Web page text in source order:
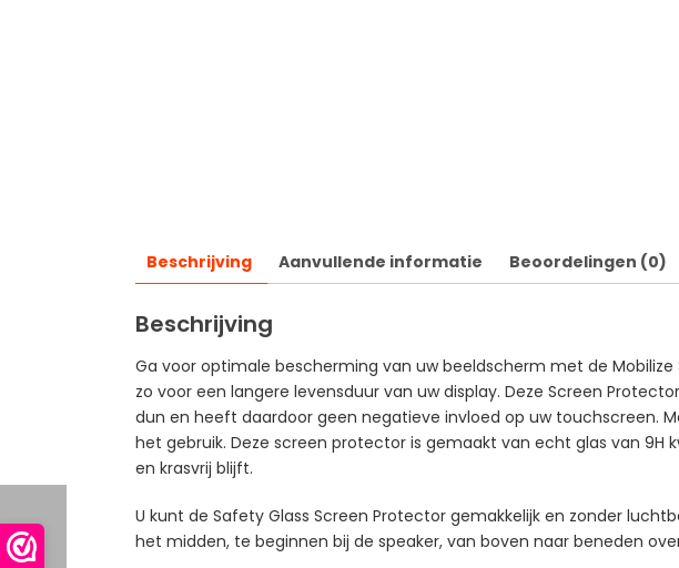
Beschrijving Aanvullende informatie Beoordelingen (0)
Beschrijving
Ga voor optimale bescherming van uw beeldscherm met de
zo voor een langere levensduur van uw display. Deze Screen
dun en heeft daardoor geen negatieve invloed op uw touchscreen.
het gebruik. Deze screen protector is gemaakt van echt glas van
en krasvrij blijft.
U kunt de Safety Glass Screen Protector gemakkelijk en zonder
het midden, te beginnen bij de speaker, van boven naar beneden